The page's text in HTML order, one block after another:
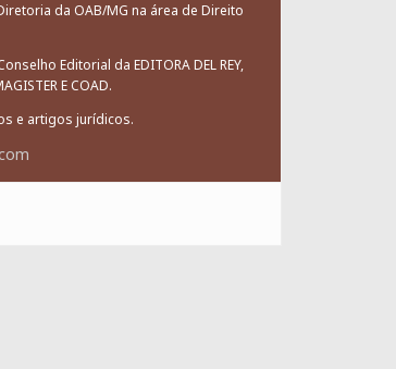
da OAB/MG na área de Direito
Editorial da EDITORA DEL REY,
E COAD.
e artigos jurídicos.